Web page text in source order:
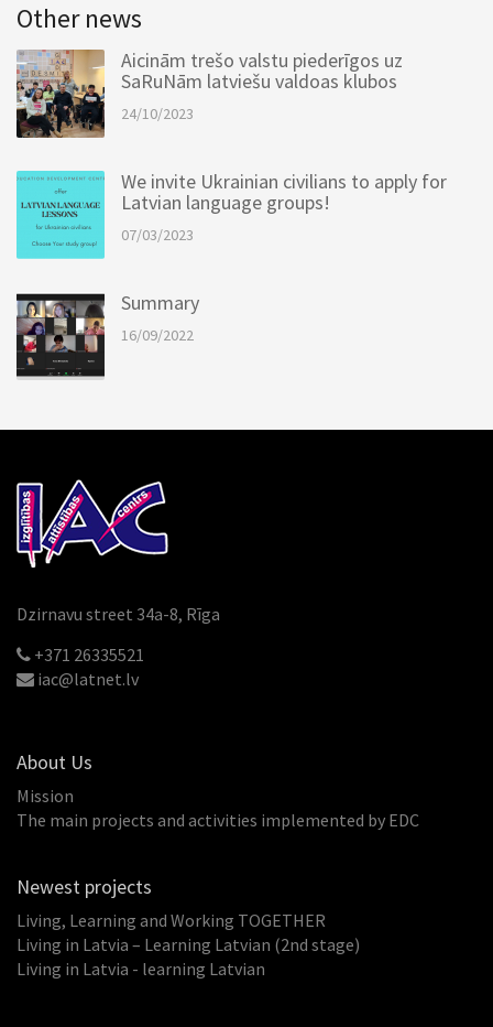
Other news
Aicinām trešo valstu piederīgos uz
SaRuNām latviešu valdoas klubos
24/10/2023
We invite Ukrainian civilians to apply for
Latvian language groups!
07/03/2023
Summary
16/09/2022
Dzirnavu street 34a-8, Rīga
+371 26335521
iac@latnet.lv
About Us
Mission
The main projects and activities implemented by EDC
Newest projects
Living, Learning and Working TOGETHER
Living in Latvia – Learning Latvian (2nd stage)
Living in Latvia - learning Latvian